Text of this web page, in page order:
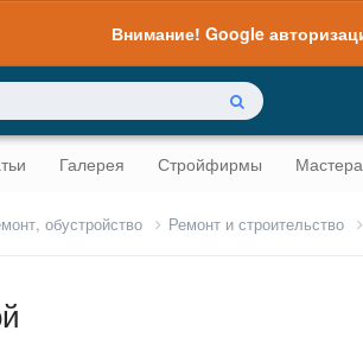
Внимание! Google
Галерея Стройфирмы Мастера
обустройство Ремонт и строительство